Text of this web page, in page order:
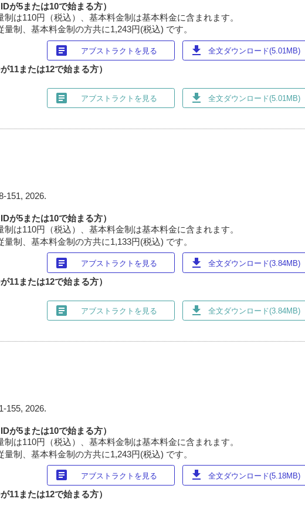
が5または10で始まる方）
は110円（税込）、基本料金制は基本料金に含まれます。
制、基本料金制の方共に1,243円(税込) です。
article アブストラクトを見る download 全文ダウンロード(5.01MB)
11または12で始まる方）
article アブストラクトを見る download 全文ダウンロード(5.01MB)
151, 2026.
が5または10で始まる方）
は110円（税込）、基本料金制は基本料金に含まれます。
制、基本料金制の方共に1,133円(税込) です。
article アブストラクトを見る download 全文ダウンロード(3.84MB)
11または12で始まる方）
article アブストラクトを見る download 全文ダウンロード(3.84MB)
155, 2026.
が5または10で始まる方）
は110円（税込）、基本料金制は基本料金に含まれます。
制、基本料金制の方共に1,243円(税込) です。
article アブストラクトを見る download 全文ダウンロード(5.18MB)
11または12で始まる方）